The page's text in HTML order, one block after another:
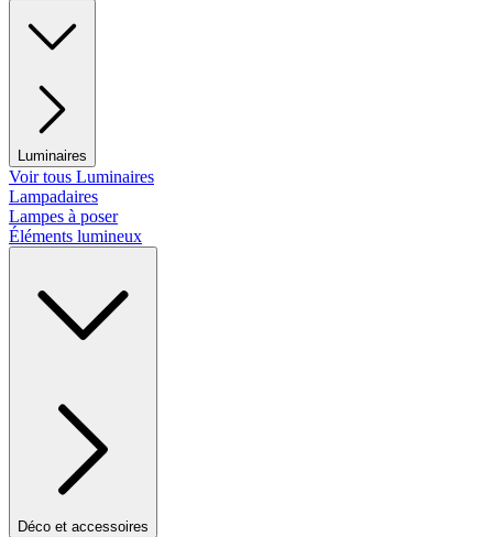
Luminaires
Voir tous Luminaires
Lampadaires
Lampes à poser
Éléments lumineux
Déco et accessoires